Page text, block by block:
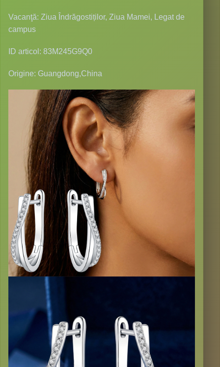
Vacanţă: Ziua Îndrăgostiților, Ziua Mamei, Legat de
campus
ID articol: 83M245G9Q0
Origine: Guangdong,China